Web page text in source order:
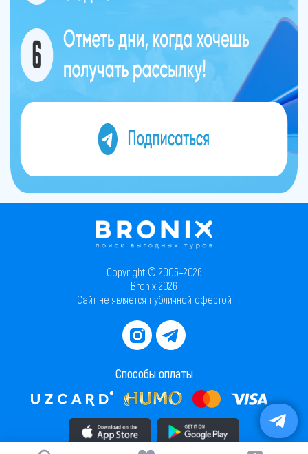
Copyright © 2005–2026
Bronix 2026
Сайт не является публичной офертой
Способы оплаты
Скачать приложение в AppStore Скачать приложение в PlayMarket